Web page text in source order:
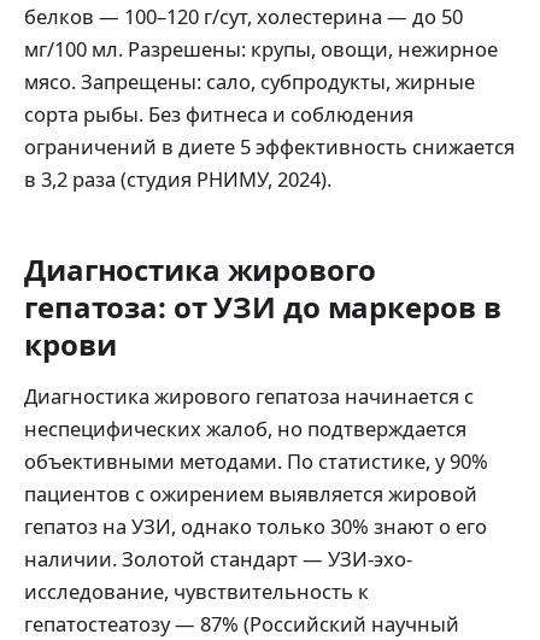
белков — 100–120 г/сут, холестерина — до 50
мг/100 мл. Разрешены: крупы, овощи, нежирное
мясо. Запрещены: сало, субпродукты, жирные
сорта рыбы. Без фитнеса и соблюдения
ограничений в диете 5 эффективность снижается
в 3,2 раза (студия РНИМУ, 2024).
Диагностика жирового
гепатоза: от УЗИ до маркеров в
крови
Диагностика жирового гепатоза начинается с
неспецифических жалоб, но подтверждается
объективными методами. По статистике, у 90%
пациентов с ожирением выявляется жировой
гепатоз на УЗИ, однако только 30% знают о его
наличии. Золотой стандарт — УЗИ-эхо-
исследование, чувствительность к
гепатостеатозу — 87% (Российский научный